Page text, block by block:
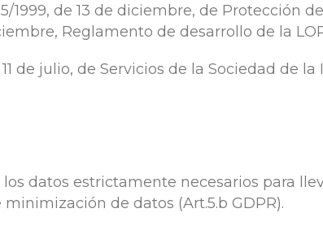
1999, de 13 de diciembre, de Protección
Reglamento de desarrollo de la
11 de julio, de Servicios de la Sociedad de
datos estrictamente necesarios para
de datos (Art.5.b GDPR).